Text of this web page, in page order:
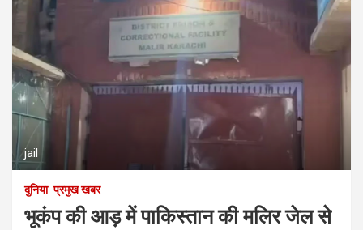
jail
दुनिया प्रमुख खबर
भूकंप की आड़ में पाकिस्तान की मलिर जेल से